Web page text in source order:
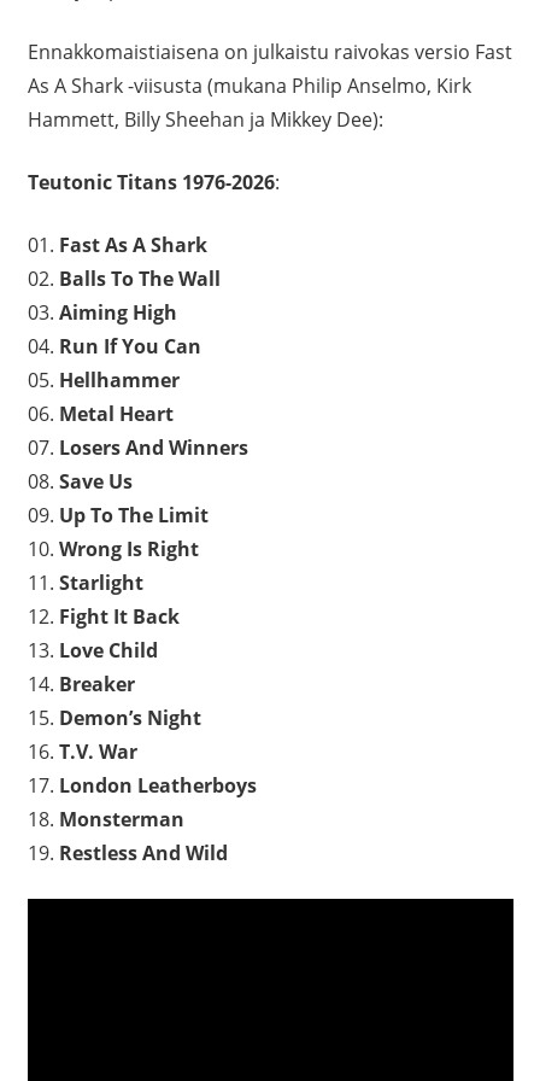
Ennakkomaistiaisena on julkaistu raivokas versio Fast
As A Shark -viisusta (mukana Philip Anselmo, Kirk
Hammett, Billy Sheehan ja Mikkey Dee):
Teutonic Titans 1976-2026:
01. Fast As A Shark
02. Balls To The Wall
03. Aiming High
04. Run If You Can
05. Hellhammer
06. Metal Heart
07. Losers And Winners
08. Save Us
09. Up To The Limit
10. Wrong Is Right
11. Starlight
12. Fight It Back
13. Love Child
14. Breaker
15. Demon’s Night
16. T.V. War
17. London Leatherboys
18. Monsterman
19. Restless And Wild